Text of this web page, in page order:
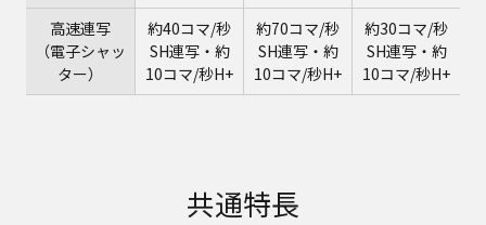
高速連写
（電子シャッ
ター）
約40コマ/秒
SH連写・約
10コマ/秒H+
約70コマ/秒
SH連写・約
10コマ/秒H+
約30コマ/秒
SH連写・約
10コマ/秒H+
共通特長